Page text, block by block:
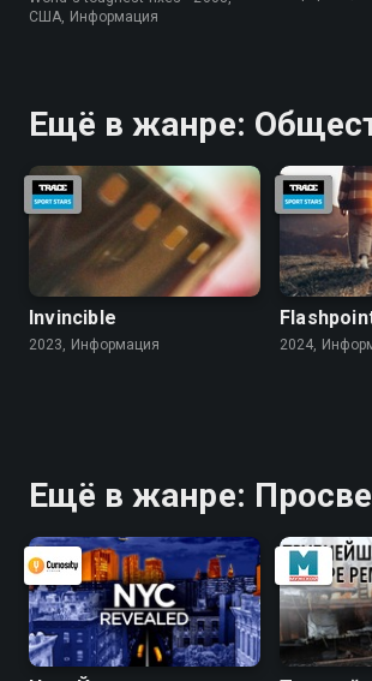
США, Информация
Ещё в жанре:
Invincible
2023, Информация 2024,
Ещё в жанре: